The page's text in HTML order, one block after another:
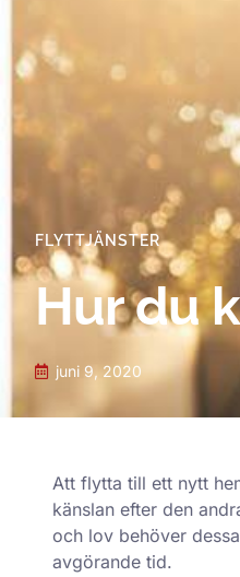
FLYTTJÄNSTER
Hur du
juni 9, 2020
Att flytta till ett nytt
känslan efter den
och lov behöver
avgörande tid.